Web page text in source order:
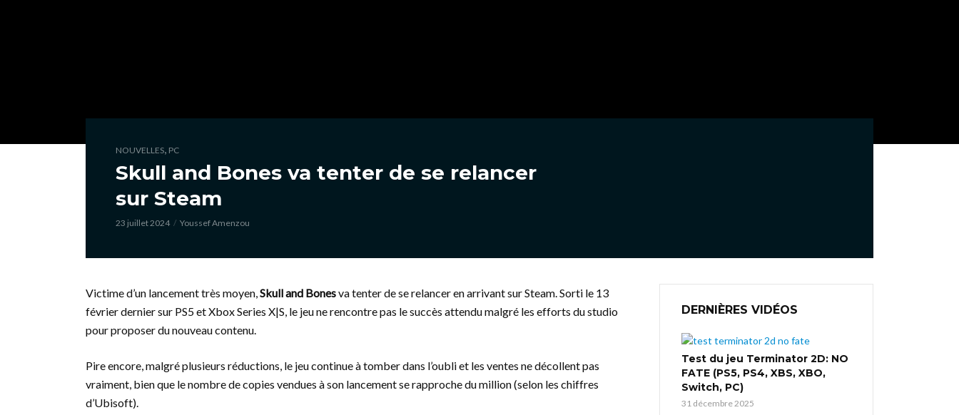
NOUVELLES, PC
Skull and Bones va tenter de se relancer
sur Steam
23 juillet 2024 Youssef Amenzou
Victime d’un lancement très moyen,Skull and Bonesva tenter de se relancer en arrivant sur Steam. Sorti le 13
février dernier sur PS5 et Xbox Series X|S, le jeu ne rencontre pas le succès attendu malgré les efforts du studio
pour proposer du nouveau contenu.
Pire encore, malgré plusieurs réductions, le jeu continue à tomber dans l’oubli et les ventes ne décollent pas
vraiment, bien que le nombre de copies vendues à son lancement se rapproche du million (selon les chiffres
d’Ubisoft).
DERNIÈRES VIDÉOS
Test du jeu Terminator 2D: NO
FATE (PS5, PS4, XBS, XBO,
Switch, PC)
31 décembre 2025